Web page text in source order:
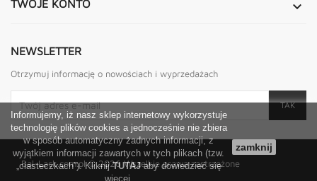
TWOJE KONTO 
NEWSLETTER
Otrzymuj informację o nowościach i wyprzedażach
Informujemy, iż nasz sklep internetowy wykorzystuje
technologię plików cookies a jednocześnie nie zbiera
w sposób automatyczny żadnych informacji, z
wyjątkiem informacji zawartych w tych plikach (tzw.
„ciasteczkach”). KliknijTUTAJaby dowiedzieć się
więcej.
zamknij
Bal-Lack.com.pl© 2026 Wszelkie prawa zastrzeżone